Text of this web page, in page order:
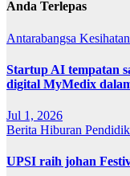
Anda Terlepas
Antarabangsa Kesihatan
Startup AI tempatan
digital MyMedix
Jul 1, 2026
Berita Hiburan
UPSI raih johan